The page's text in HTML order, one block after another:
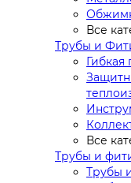
Все
Трубы и
Гибкая
Все
Трубы и
Трубы